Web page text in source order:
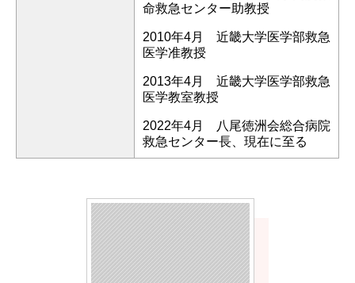
命救急センター助教授
2010年4月 近畿大学医学部救急
医学准教授
2013年4月 近畿大学医学部救急
医学教室教授
2022年4月 八尾徳洲会総合病院
救急センター長、現在に至る